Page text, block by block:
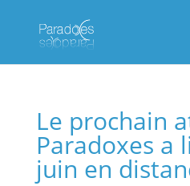
Le prochain
Paradoxes a
juin en